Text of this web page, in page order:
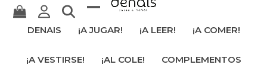
ocultar
móvil
DENAIS ¡A JUGAR! ¡A LEER! ¡A COMER!
¡A VESTIRSE! ¡AL COLE! COMPLEMENTOS